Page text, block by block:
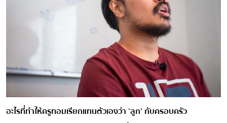
อะไรที่ทำให้ครูทอมเรียกแทนตัวเองว่า ‘ลูก’ กับครอบครัว